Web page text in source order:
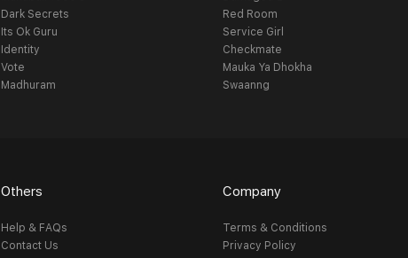
Dark Secrets
Its Ok Guru
Identity
Vote
Madhuram
Red Room
Service Girl
Checkmate
Mauka Ya Dhokha
Swaanng
Others
Help & FAQs
Contact Us
Company
Terms & Conditions
Privacy Policy